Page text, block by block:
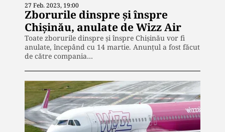
27 Feb. 2023, 19:00
Zborurile dinspre şi înspre
Chişinău, anulate de Wizz Air
Toate zborurile dinspre şi înspre Chişinău vor fi
anulate, începând cu 14 martie. Anunțul a fost făcut
de către compania…